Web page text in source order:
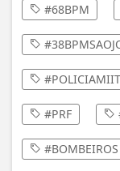
#68BPM
#PRF
#BOMBEIROS